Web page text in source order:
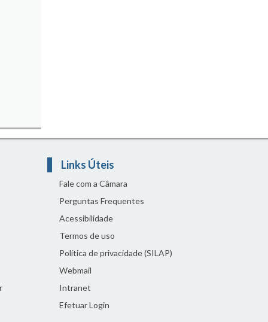
Links Úteis
Fale com a Câmara
Perguntas Frequentes
Acessibilidade
Termos de uso
Política de privacidade (SILAP)
Webmail
Intranet
Efetuar Login